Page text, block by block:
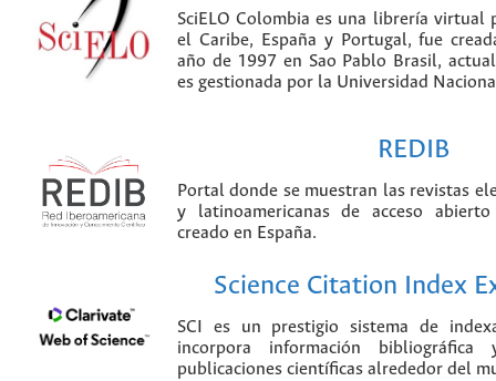
SciELO Colombia es una librería virtual
el Caribe, España y Portugal, fue
año de 1997 en Sao Pablo Brasil,
es gestionada por la Universidad
REDIB
Portal donde se muestran las revistas
y latinoamericanas de acceso
creado en España.
Science Citation Index
SCI es un prestigio sistema de
incorpora información
publicaciones científicas alrededor del